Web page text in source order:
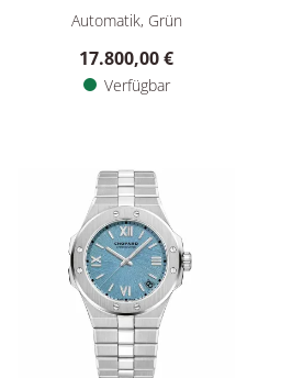
Chopard Alpine Eagle 41, Ref:
Automatik, Grün
17.800,00 €
Verfügbar